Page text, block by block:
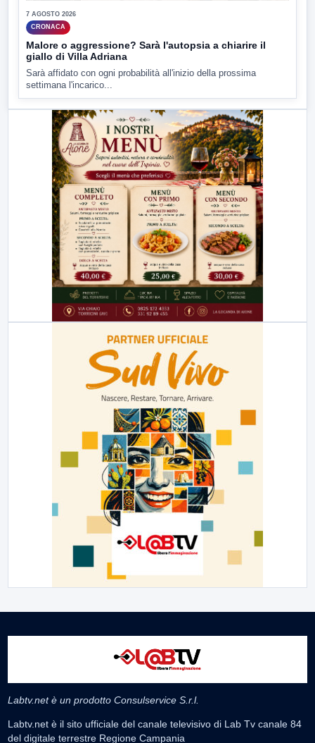
7 AGOSTO 2026
CRONACA
Malore o aggressione? Sarà l'autopsia a chiarire il
giallo di Villa Adriana
Sarà affidato con ogni probabilità all'inizio della prossima
settimana l'incarico...
Labtv.net è un prodotto Consulservice S.r.l.
Labtv.net è il sito ufficiale del canale televisivo di Lab Tv canale 84
del digitale terrestre Regione Campania